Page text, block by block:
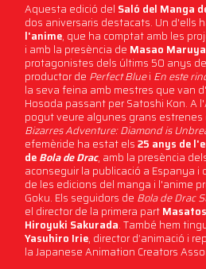
Aquesta edició del Saló del Manga
dos aniversaris destacats. Un d'ells
l'anime, que ha comptat amb les
i amb la presència de Masao
protagonistes dels últims 50 anys
productor de Perfect Bluei En este
la seva feina amb mestres que van
Hosoda passant per Satoshi Kon. A
pogut veure algunes grans estrenes
Bizarres Adventure: Diamond is
efemèride ha estat els25 anys de
deBola de Drac, amb la presència
aconseguir la publicació a Espanya
de les edicions del manga i l'anime
Goku. Els seguidors de Bola de Drac
el director de la primera part
Hiroyuki Sakurada. També hem
Yasuhiro Irie, director d’animació i
la Japanese Animation Creators